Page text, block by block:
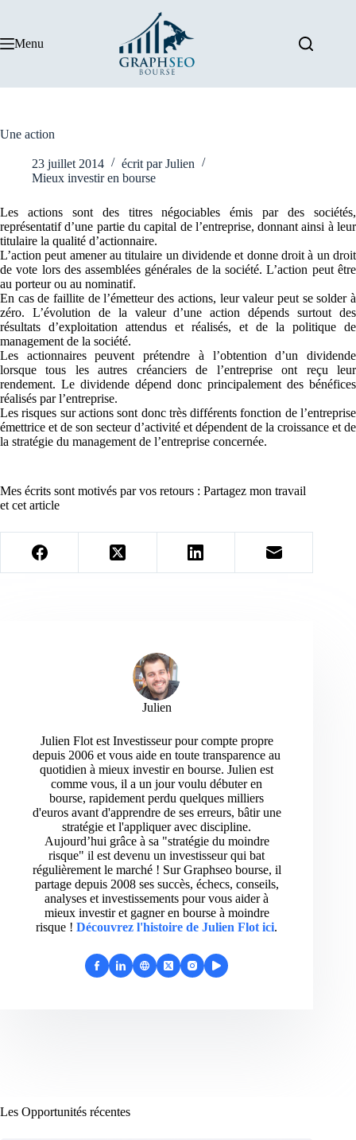
Menu
Une action
23 juillet 2014 écrit par Julien
Mieux investir en bourse
Les actions sont des titres négociables émis par des sociétés,
représentatif d’une partie du capital de l’entreprise, donnant ainsi à leur
titulaire la qualité d’actionnaire.
L’action peut amener au titulaire un dividende et donne droit à un droit
de vote lors des assemblées générales de la société. L’action peut être
au porteur ou au nominatif.
En cas de faillite de l’émetteur des actions, leur valeur peut se solder à
zéro. L’évolution de la valeur d’une action dépends surtout des
résultats d’exploitation attendus et réalisés, et de la politique de
management de la société.
Les actionnaires peuvent prétendre à l’obtention d’un dividende
lorsque tous les autres créanciers de l’entreprise ont reçu leur
rendement. Le dividende dépend donc principalement des bénéfices
réalisés par l’entreprise.
Les risques sur actions sont donc très différents fonction de l’entreprise
émettrice et de son secteur d’activité et dépendent de la croissance et de
la stratégie du management de l’entreprise concernée.
Mes écrits sont motivés par vos retours : Partagez mon travail
et cet article
Julien
Julien Flot est Investisseur pour compte propre
depuis 2006 et vous aide en toute transparence au
quotidien à mieux investir en bourse. Julien est
comme vous, il a un jour voulu débuter en
bourse, rapidement perdu quelques milliers
d'euros avant d'apprendre de ses erreurs, bâtir une
stratégie et l'appliquer avec discipline.
Aujourd’hui grâce à sa "stratégie du moindre
risque" il est devenu un investisseur qui bat
régulièrement le marché ! Sur Graphseo bourse, il
partage depuis 2008 ses succès, échecs, conseils,
analyses et investissements pour vous aider à
mieux investir et gagner en bourse à moindre
risque ! Découvrez l'histoire de Julien Flot ici.
Les Opportunités récentes